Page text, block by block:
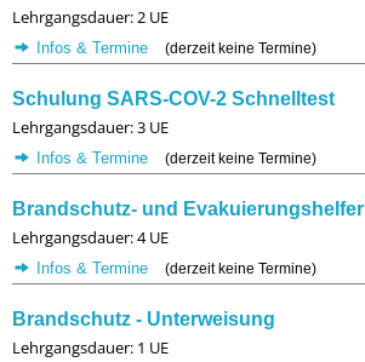
Lehrgangsdauer: 2 UE
Infos & Termine (derzeit keine Termine)
Schulung SARS-COV-2 Schnelltest
Lehrgangsdauer: 3 UE
Infos & Termine (derzeit keine Termine)
Brandschutz- und Evakuierungshelfer
Lehrgangsdauer: 4 UE
Infos & Termine (derzeit keine Termine)
Brandschutz - Unterweisung
Lehrgangsdauer: 1 UE